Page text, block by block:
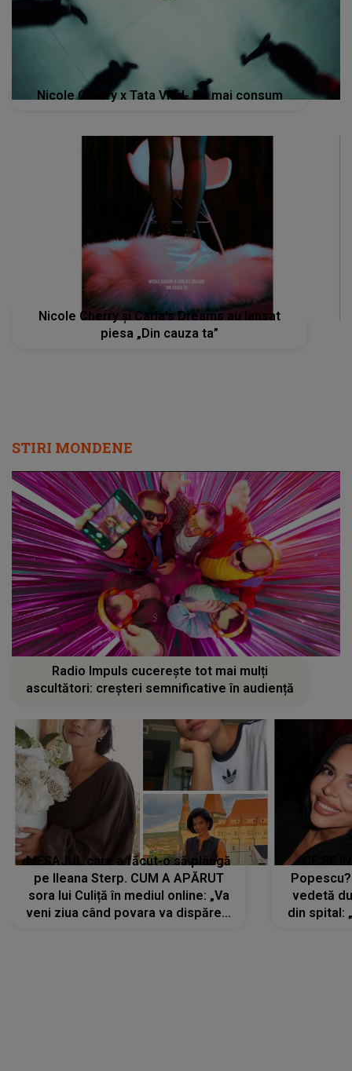
Nicole Cherry x Tata Vlad- Nu mai consum
Nicole Cherry și Carla's Dreams au lansat
piesa „Din cauza ta”
STIRI MONDENE
Radio Impuls cucerește tot mai mulți
ascultători: creșteri semnificative în audiență
MESAJUL care a făcut-o să plângă
pe Ileana Sterp. CUM A APĂRUT
sora lui Culiță în mediul online: „Va
veni ziua când povara va dispărea,
vedetă
din spital: